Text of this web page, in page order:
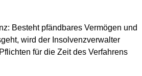
Besteht pfändbares Vermögen und
wird der Insolvenzverwalter
für die Zeit des Verfahrens